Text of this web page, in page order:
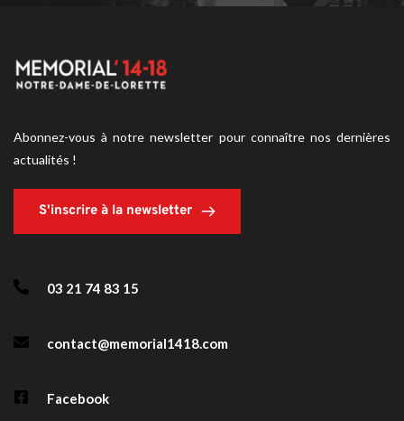
Abonnez-vous à notre newsletter pour connaître nos dernières
actualités !
S'inscrire à la newsletter
03 21 74 83 15
contact@memorial1418.com
Facebook